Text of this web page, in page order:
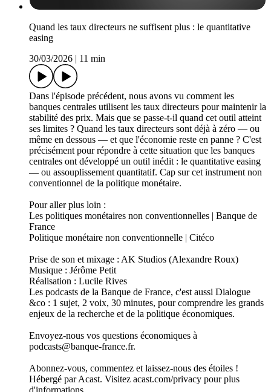
Quand les taux directeurs ne suffisent plus : le quantitative
easing
30/03/2026 | 11 min
Dans l'épisode précédent, nous avons vu comment les
banques centrales utilisent les taux directeurs pour maintenir la
stabilité des prix. Mais que se passe-t-il quand cet outil atteint
ses limites ? Quand les taux directeurs sont déjà à zéro — ou
même en dessous — et que l'économie reste en panne ? C'est
précisément pour répondre à cette situation que les banques
centrales ont développé un outil inédit : le quantitative easing
— ou assouplissement quantitatif. Cap sur cet instrument non
conventionnel de la politique monétaire.
Pour aller plus loin :
Les politiques monétaires non conventionnelles | Banque de
France
Politique monétaire non conventionnelle | Citéco
Prise de son et mixage : AK Studios (Alexandre Roux)
Musique : Jérôme Petit
Réalisation : Lucile Rives
Les podcasts de la Banque de France, c'est aussi Dialogue
&co : 1 sujet, 2 voix, 30 minutes, pour comprendre les grands
enjeux de la recherche et de la politique économiques.
Envoyez-nous vos questions économiques à
podcasts@banque-france.fr.
Abonnez-vous, commentez et laissez-nous des étoiles !
Hébergé par Acast. Visitez acast.com/privacy pour plus
d'informations.